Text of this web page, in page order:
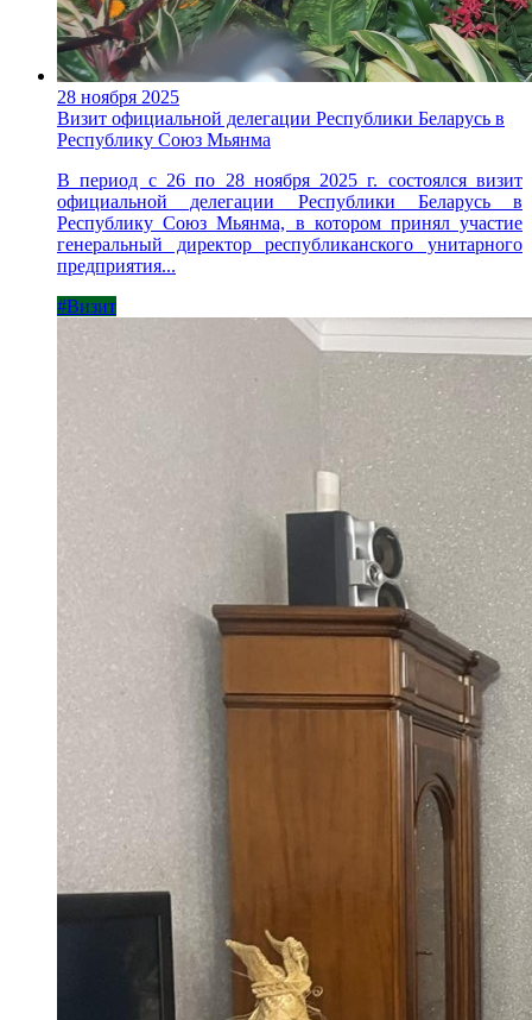
28 ноября 2025
Визит официальной делегации Республики Беларусь в
Республику Союз Мьянма
В период с 26 по 28 ноября 2025 г. состоялся визит
официальной делегации Республики Беларусь в
Республику Союз Мьянма, в котором принял участие
генеральный директор республиканского унитарного
предприятия...
#Визит